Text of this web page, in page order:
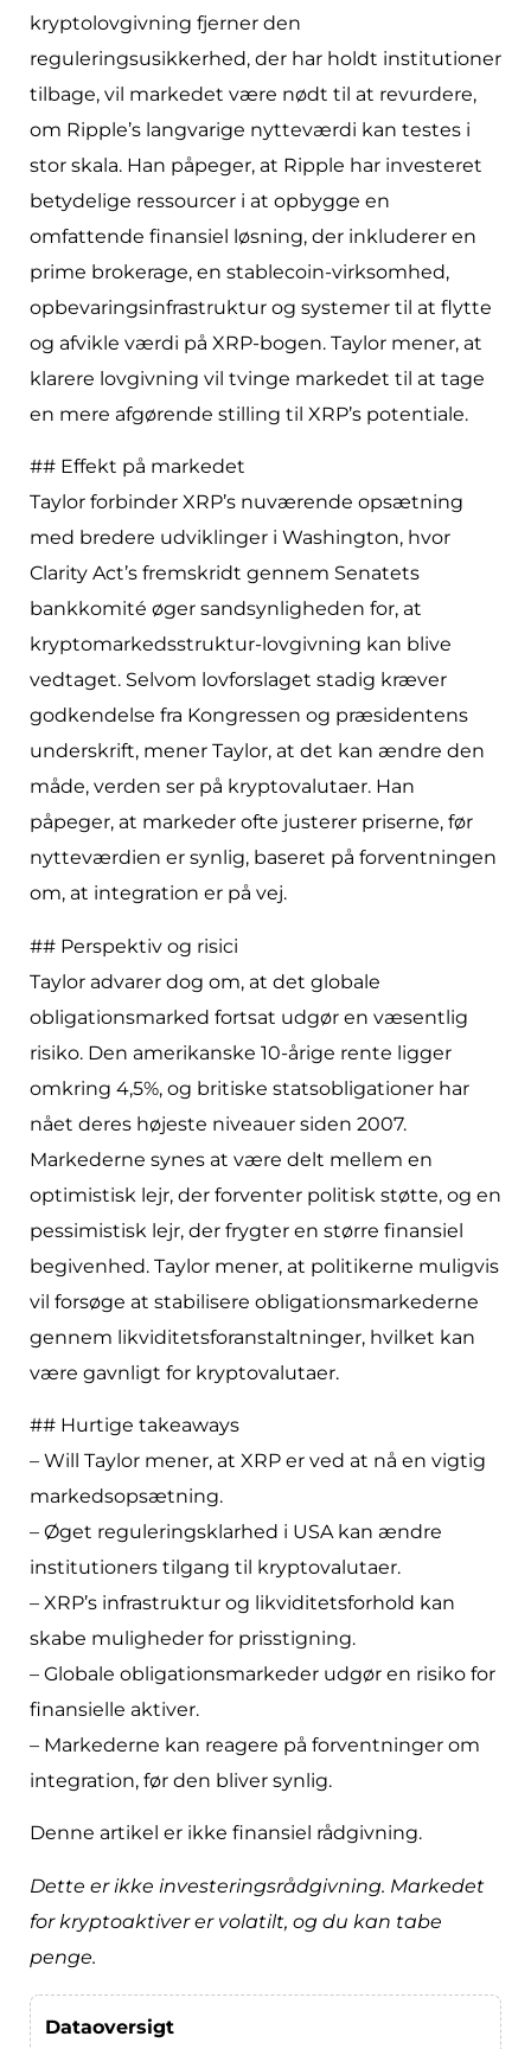
kryptolovgivning fjerner den
reguleringsusikkerhed, der har holdt institutioner
tilbage, vil markedet være nødt til at revurdere,
om Ripple’s langvarige nytteværdi kan testes i
stor skala. Han påpeger, at Ripple har investeret
betydelige ressourcer i at opbygge en
omfattende finansiel løsning, der inkluderer en
prime brokerage, en stablecoin-virksomhed,
opbevaringsinfrastruktur og systemer til at flytte
og afvikle værdi på XRP-bogen. Taylor mener, at
klarere lovgivning vil tvinge markedet til at tage
en mere afgørende stilling til XRP’s potentiale.
## Effekt på markedet
Taylor forbinder XRP’s nuværende opsætning
med bredere udviklinger i Washington, hvor
Clarity Act’s fremskridt gennem Senatets
bankkomité øger sandsynligheden for, at
kryptomarkedsstruktur-lovgivning kan blive
vedtaget. Selvom lovforslaget stadig kræver
godkendelse fra Kongressen og præsidentens
underskrift, mener Taylor, at det kan ændre den
måde, verden ser på kryptovalutaer. Han
påpeger, at markeder ofte justerer priserne, før
nytteværdien er synlig, baseret på forventningen
om, at integration er på vej.
## Perspektiv og risici
Taylor advarer dog om, at det globale
obligationsmarked fortsat udgør en væsentlig
risiko. Den amerikanske 10-årige rente ligger
omkring 4,5%, og britiske statsobligationer har
nået deres højeste niveauer siden 2007.
Markederne synes at være delt mellem en
optimistisk lejr, der forventer politisk støtte, og en
pessimistisk lejr, der frygter en større finansiel
begivenhed. Taylor mener, at politikerne muligvis
vil forsøge at stabilisere obligationsmarkederne
gennem likviditetsforanstaltninger, hvilket kan
være gavnligt for kryptovalutaer.
## Hurtige takeaways
– Will Taylor mener, at XRP er ved at nå en vigtig
markedsopsætning.
– Øget reguleringsklarhed i USA kan ændre
institutioners tilgang til kryptovalutaer.
– XRP’s infrastruktur og likviditetsforhold kan
skabe muligheder for prisstigning.
– Globale obligationsmarkeder udgør en risiko for
finansielle aktiver.
– Markederne kan reagere på forventninger om
integration, før den bliver synlig.
Denne artikel er ikke finansiel rådgivning.
Dette er ikke investeringsrådgivning. Markedet
for kryptoaktiver er volatilt, og du kan tabe
penge.
Dataoversigt